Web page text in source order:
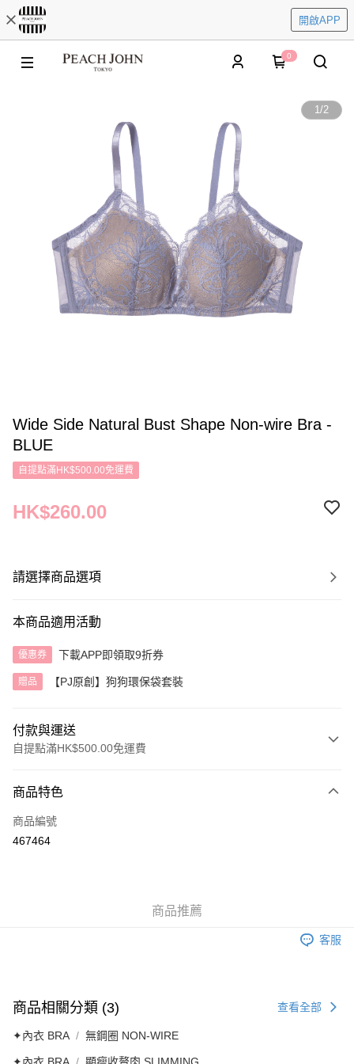
開啟APP
0
1/2
Wide Side Natural Bust Shape Non-wire Bra -
BLUE
自提點滿HK$500.00免運費
HK$260.00
請選擇商品選項
本商品適用活動
優惠券 下載APP即領取9折券
贈品 【PJ原創】狗狗環保袋套裝
付款與運送
自提點滿HK$500.00免運費
信用卡
AlipayHK
每筆HK$40.00，滿HK$500.00或以上免運費
每筆HK$40.00，滿HK$500.00或以上免運費
商品特色
商品編號
467464
商品推薦
客服
商品相關分類 (3) 查看全部
✦內衣 BRA 無鋼圈 NON-WIRE